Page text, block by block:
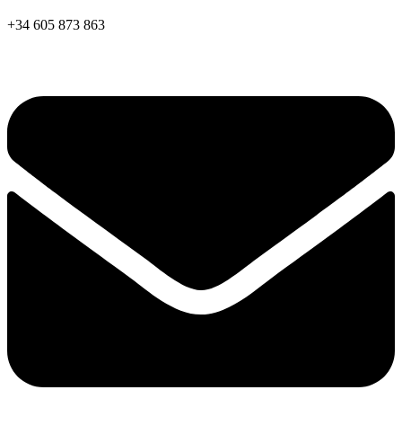
+34 605 873 863